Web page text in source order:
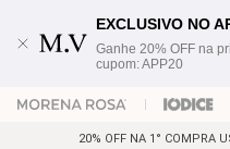
EXCLUSIVO NO
Ganhe 20% OFF na
cupom: APP20
20% OFF NA 1° COMPRA